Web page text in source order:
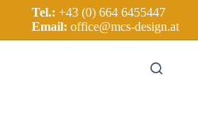
Tel.: +43 (0) 664 6455447
Email: office@mcs-design.at